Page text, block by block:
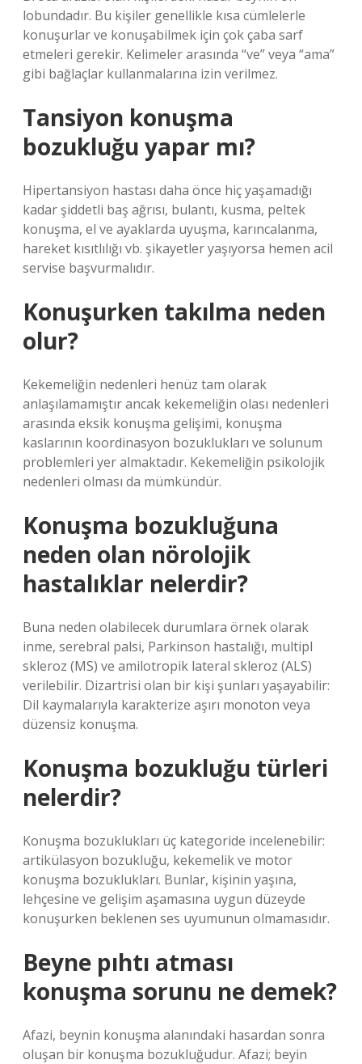
lobundadır. Bu kişiler genellikle kısa cümlelerle
konuşurlar ve konuşabilmek için çok çaba sarf
etmeleri gerekir. Kelimeler arasında “ve” veya “ama”
gibi bağlaçlar kullanmalarına izin verilmez.
Tansiyon konuşma
bozukluğu yapar mı?
Hipertansiyon hastası daha önce hiç yaşamadığı
kadar şiddetli baş ağrısı, bulantı, kusma, peltek
konuşma, el ve ayaklarda uyuşma, karıncalanma,
hareket kısıtlılığı vb. şikayetler yaşıyorsa hemen acil
servise başvurmalıdır.
Konuşurken takılma neden
olur?
Kekemeliğin nedenleri henüz tam olarak
anlaşılamamıştır ancak kekemeliğin olası nedenleri
arasında eksik konuşma gelişimi, konuşma
kaslarının koordinasyon bozuklukları ve solunum
problemleri yer almaktadır. Kekemeliğin psikolojik
nedenleri olması da mümkündür.
Konuşma bozukluğuna
neden olan nörolojik
hastalıklar nelerdir?
Buna neden olabilecek durumlara örnek olarak
inme, serebral palsi, Parkinson hastalığı, multipl
skleroz (MS) ve amilotropik lateral skleroz (ALS)
verilebilir. Dizartrisi olan bir kişi şunları yaşayabilir:
Dil kaymalarıyla karakterize aşırı monoton veya
düzensiz konuşma.
Konuşma bozukluğu türleri
nelerdir?
Konuşma bozuklukları üç kategoride incelenebilir:
artikülasyon bozukluğu, kekemelik ve motor
konuşma bozuklukları. Bunlar, kişinin yaşına,
lehçesine ve gelişim aşamasına uygun düzeyde
konuşurken beklenen ses uyumunun olmamasıdır.
Beyne pıhtı atması
konuşma sorunu ne demek?
Afazi, beynin konuşma alanındaki hasardan sonra
oluşan bir konuşma bozukluğudur. Afazi; beyin